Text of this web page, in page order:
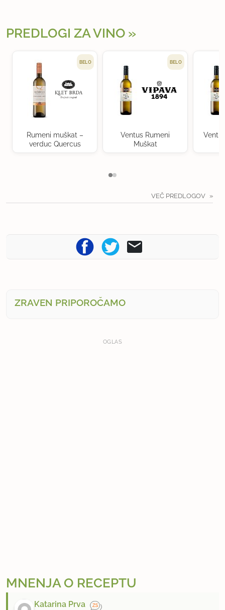
PREDLOGI ZA VINO
BELO
Rumeni muškat –
verduc Quercus
BELO
Ventus Rumeni
Muškat
VEČ PREDLOGOV
ZRAVEN PRIPOROČAMO
OGLAS
MNENJA O RECEPTU
Katarina Prva